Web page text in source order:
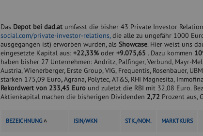
Das Depot bei dad.atumfasst die bisher 43 Private Investor
social.com/private-investor-relations,die alle zu ungefähr 1000
ausgegangen ist) erworben wurden, als Showcase. Hier weist uns
eingesetzte Kapital aus: +22,33% oder +9.075,65 . Dazu kommen
haben bisher 27 Unternehmen: Andritz, Palfinger, Verbund, Mayr-
Austria, Wienerberger, Erste Group, VIG, Frequentis, Rosenbauer,
starken 175,09 Euro,Agrana, Polytec, AT&S, RHI Magnesita,
Rekordwert von 233,45 Euround zuletzt die RBI mit 32,08 Euro.
Aktienkapital machen die bisherigen Dividenden 2,72 Prozent aus,
BEZEICHNUNG˄ ISIN/WKN STK./NOM. MARKTKURS